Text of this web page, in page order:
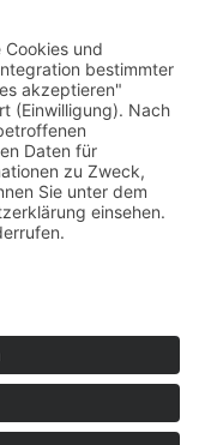
übernimmt
und
Pauli und
Anlage
Kriterien
werden
auf